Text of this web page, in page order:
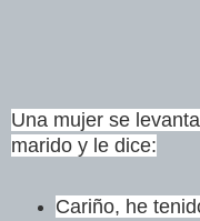
Una mujer se
marido y le dice:
Cariño, he